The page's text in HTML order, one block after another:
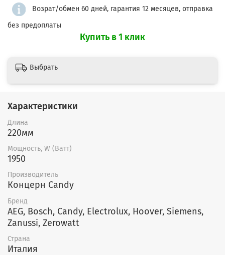
Возрат/обмен 60 дней, гарантия 12 месяцев, отправка
без предоплаты
Купить в 1 клик
Выбрать
Характеристики
Длина
220мм
Мощность, W (Ватт)
1950
Производитель
Концерн Candy
Бренд
AEG, Bosch, Candy, Electrolux, Hoover, Siemens,
Zanussi, Zerowatt
Страна
Италия